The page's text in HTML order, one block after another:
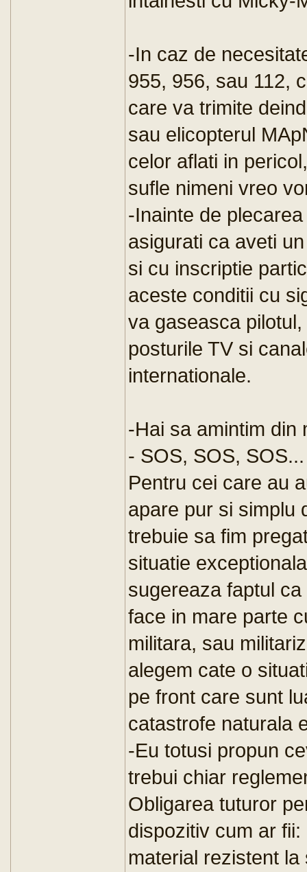
-In caz de
955, 956, sau 112,
care va trimite
sau elicopterul
celor aflati in
sufle nimeni vreo
-Inainte de
asigurati ca aveti
si cu inscriptie
aceste conditii cu
va gaseasca
posturile TV si
internationale.
-Hai sa amintim din
- SOS, SOS, SOS...
Pentru cei care au
apare pur si simplu
trebuie sa fim
situatie
sugereaza faptul
face in mare parte
militara, sau
alegem cate o
pe front care sunt
catastrofe naturala
-Eu totusi propun
trebui chiar
Obligarea tuturor
dispozitiv cum ar
material rezistent